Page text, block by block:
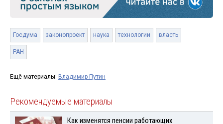
Госдума законопроект наука технологии власть
РАН
Ещё материалы: Владимир Путин
Рекомендуемые материалы
Как изменятся пенсии работающих